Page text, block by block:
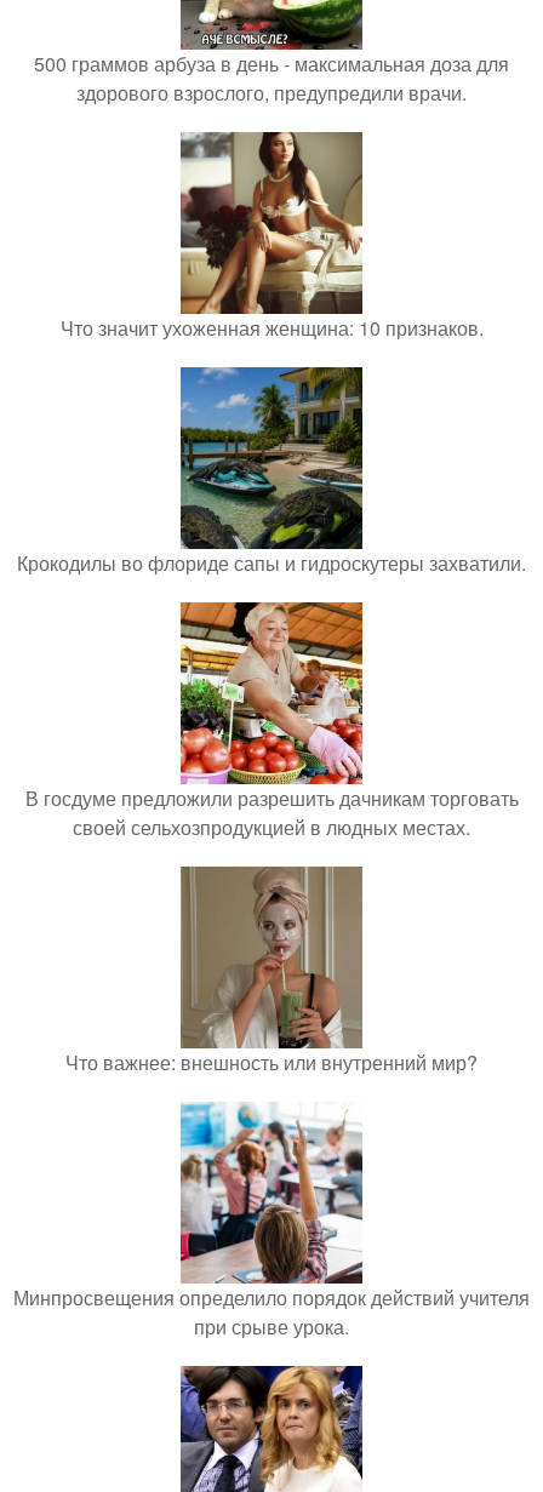
500 граммов арбуза в день - максимальная доза для
здорового взрослого, предупредили врачи.
Что значит ухоженная женщина: 10 признаков.
Крокодилы во флориде сапы и гидроскутеры захватили.
В госдуме предложили разрешить дачникам торговать
своей сельхозпродукцией в людных местах.
Что важнее: внешность или внутренний мир?
Минпросвещения определило порядок действий учителя
при срыве урока.